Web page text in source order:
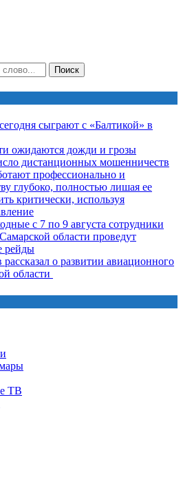
Поиск
сыграют с «Балтикой» в
ожидаются дожди и грозы
дистанционных мошенничеств
профессионально и
глубоко, полностью лишая ее
критически, используя
с 7 по 9 августа сотрудники
области проведут
рейды
о развитии авиационного
области
ТВ